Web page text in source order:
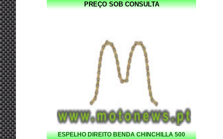
PREÇO SOB CONSULTA
ESPELHO DIREITO BENDA CHINCHILLA 500